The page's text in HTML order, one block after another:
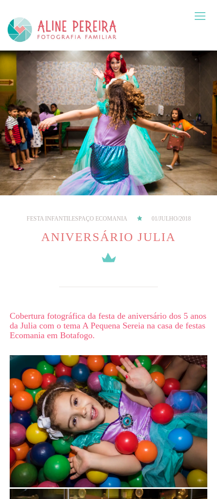
FESTA INFANTILESPAÇO ECOMANIA 01/JULHO/2018
ANIVERSÁRIO JULIA
Cobertura fotográfica da festa de aniversário dos 5 anos
da Julia com o tema A Pequena Sereia na casa de festas
Ecomania em Botafogo.